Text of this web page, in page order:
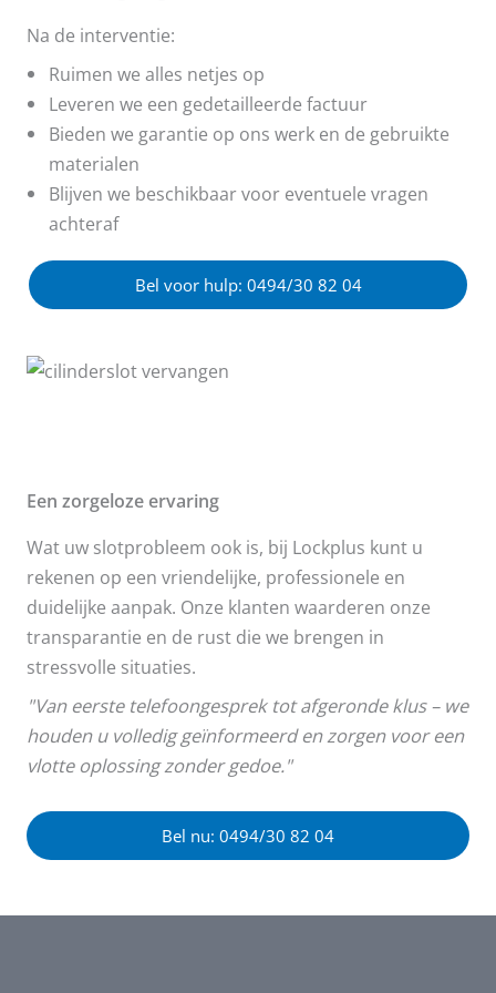
Na de interventie:
Ruimen we alles netjes op
Leveren we een gedetailleerde factuur
Bieden we garantie op ons werk en de gebruikte
materialen
Blijven we beschikbaar voor eventuele vragen
achteraf
Bel voor hulp: 0494/30 82 04
Een zorgeloze ervaring
Wat uw slotprobleem ook is, bij Lockplus kunt u
rekenen op een vriendelijke, professionele en
duidelijke aanpak. Onze klanten waarderen onze
transparantie en de rust die we brengen in
stressvolle situaties.
"Van eerste telefoongesprek tot afgeronde klus – we
houden u volledig geïnformeerd en zorgen voor een
vlotte oplossing zonder gedoe."
Bel nu: 0494/30 82 04